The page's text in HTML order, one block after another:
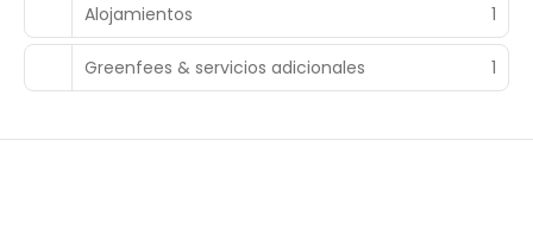
Alojamientos 1
Greenfees & servicios adicionales 1